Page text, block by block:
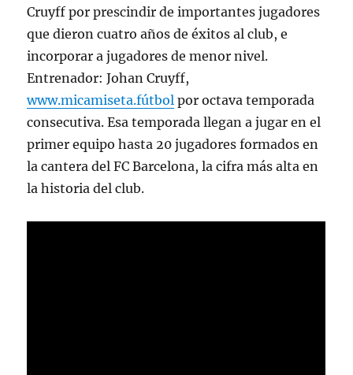
Cruyff por prescindir de importantes jugadores
que dieron cuatro años de éxitos al club, e
incorporar a jugadores de menor nivel.
Entrenador: Johan Cruyff,
www.micamiseta.fútbol por octava temporada
consecutiva. Esa temporada llegan a jugar en el
primer equipo hasta 20 jugadores formados en
la cantera del FC Barcelona, la cifra más alta en
la historia del club.